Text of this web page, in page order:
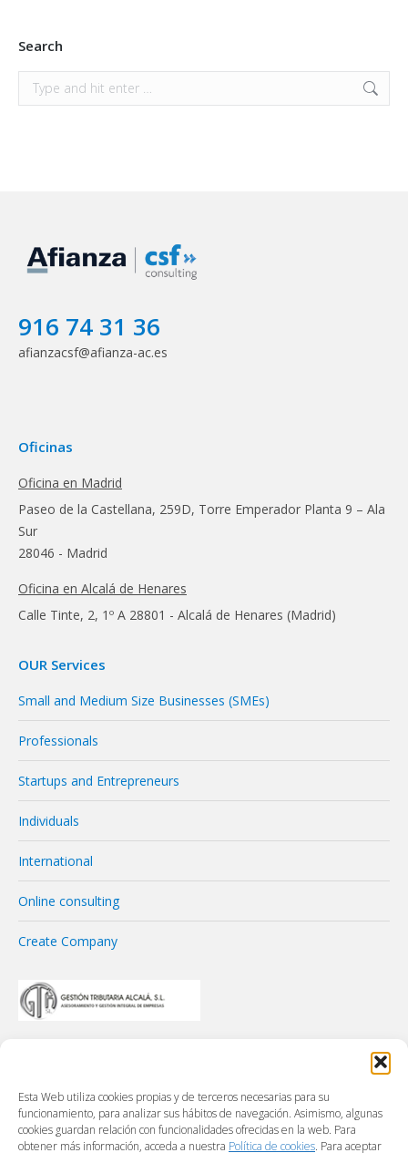
Esta Web utiliza cookies propias y de terceros necesarias para su
funcionamiento, para analizar sus hábitos de navegación. Asimismo, algunas
cookies guardan relación con funcionalidades ofrecidas en la web. Para
obtener más información, acceda a nuestra Política de cookies. Para aceptar
Search
Search:
916 74 31 36
afianzacsf@afianza-ac.es
Oficinas
Oficina en Madrid
Paseo de la Castellana, 259D, Torre Emperador Planta 9 – Ala
Sur
28046 - Madrid
Oficina en Alcalá de Henares
Calle Tinte, 2, 1º A 28801 - Alcalá de Henares (Madrid)
OUR Services
Small and Medium Size Businesses (SMEs)
Professionals
Startups and Entrepreneurs
Individuals
International
Online consulting
Create Company